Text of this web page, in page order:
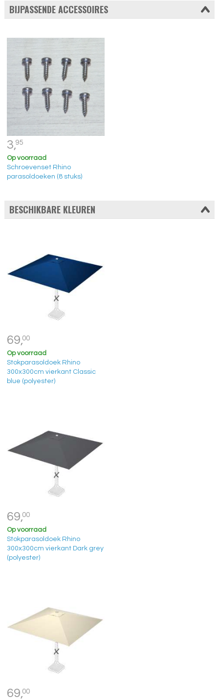
BIJPASSENDE ACCESSOIRES
3,95
Op voorraad
Schroevenset Rhino
parasoldoeken (8 stuks)
BESCHIKBARE KLEUREN
69,00
Op voorraad
Stokparasoldoek Rhino
300x300cm vierkant Classic
blue (polyester)
69,00
Op voorraad
Stokparasoldoek Rhino
300x300cm vierkant Dark grey
(polyester)
69,00